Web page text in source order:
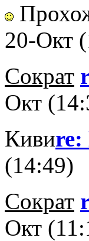
20-Окт
Сократ
Окт
Кивиre:
(14:49)
Сократ
Окт